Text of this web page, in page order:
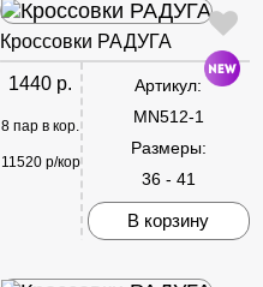
Кроссовки РАДУГА
1440 р.
8 пар в кор.
11520 р/кор
Артикул:
MN512-1
Размеры:
36 - 41
В корзину